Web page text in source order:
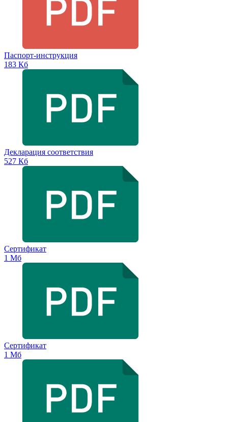
Паспорт-инструкция
183 Кб
Декларация соответствия
527 Кб
Сертификат
1 Мб
Сертификат
1 Мб